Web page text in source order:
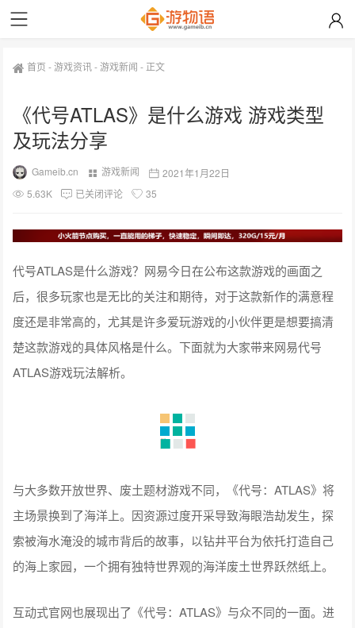
首页 -游戏资讯-游戏新闻 - 正文
《代号ATLAS》是什么游戏 游戏类型
及玩法分享
Gameib.cn 游戏新闻
2021年1月22日
5.63K
已关闭评论 35
代号ATLAS是什么游戏？网易今日在公布这款游戏的画面之
后，很多玩家也是无比的关注和期待，对于这款新作的满意程
度还是非常高的，尤其是许多爱玩游戏的小伙伴更是想要搞清
楚这款游戏的具体风格是什么。下面就为大家带来网易代号
ATLAS游戏玩法解析。
与大多数开放世界、废土题材游戏不同，《代号：ATLAS》将
索被海水淹没的城市背后的故事，以钻井平台为依托打造自己
的海上家园，一个拥有独特世界观的海洋废土世界跃然纸上。
互动式官网也展现出了《代号：ATLAS》与众不同的一面。进
世界观的求助信、报纸、研究记录等文件以及部分水下探索装